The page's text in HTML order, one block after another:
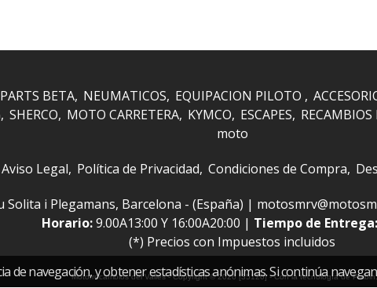
BETA NEUMATICOS EQUIPACION PILOTO
SHERCO MOTO CARRETERA KYMCO ESCAPES RECAMBIOS
moto
Aviso Legal Política de Privacidad Condiciones de Compra
Solita i Plegamans, Barcelona - (España) |
Horario:9.00A13:00 Y 16:00A20:00 | Tiempo de Entrega:
(*) Precios con Impuestos incluidos
Motorrecambios del Valles- Copyright © 2026 [35120] - Con la tecnología de
de navegación, y obtener estadísticas anónimas. Si continúa